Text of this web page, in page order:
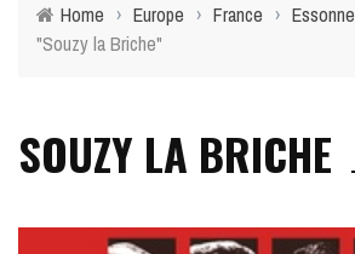
Home › Europe › France › Essonne
"Souzy la Briche"
SOUZY LA BRICHE